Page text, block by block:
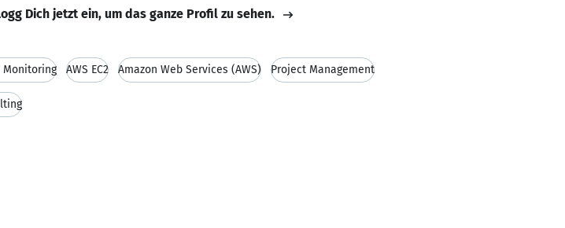
Dich jetzt ein, um das ganze Profil zu sehen.
Monitoring AWS EC2 Amazon Web Services (AWS) Project Management